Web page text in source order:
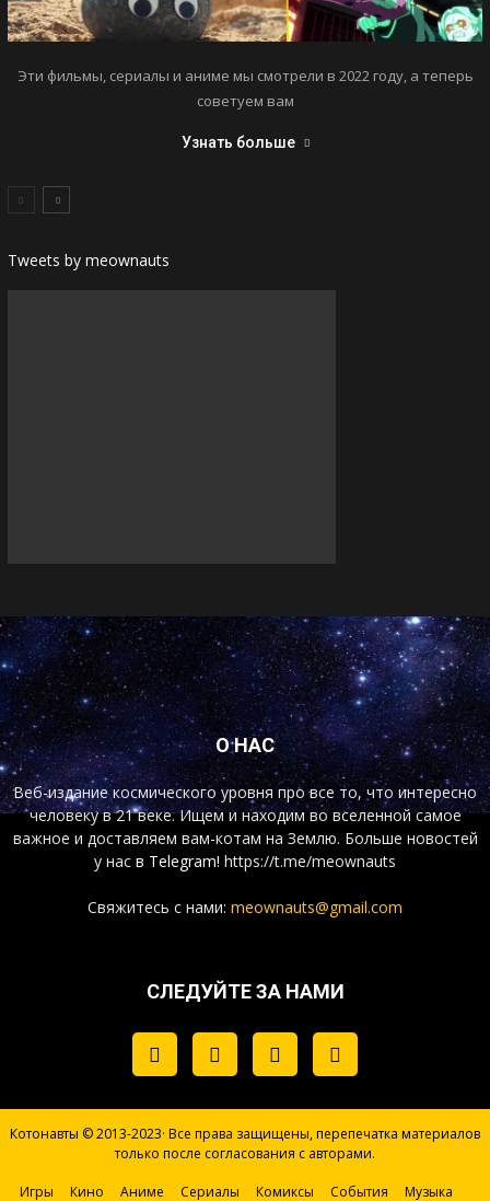
Эти фильмы, сериалы и аниме мы смотрели в 2022 году, а теперь
советуем вам
Узнать больше
Tweets by meownauts
О НАС
Веб-издание космического уровня про все то, что интересно
человеку в 21 веке. Ищем и находим во вселенной самое
важное и доставляем вам-котам на Землю. Больше новостей
у нас в Telegram! https://t.me/meownauts
Свяжитесь с нами: meownauts@gmail.com
СЛЕДУЙТЕ ЗА НАМИ
Котонавты © 2013-2023· Все права защищены, перепечатка материалов
только после согласования с авторами.
Игры Кино Аниме Сериалы Комиксы События Музыка